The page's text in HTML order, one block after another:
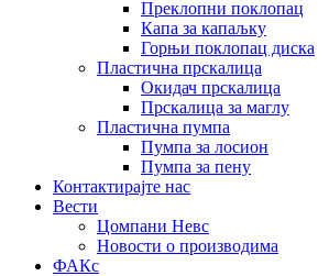
Преклопни поклопац
Капа за капаљку
Горњи поклопац диска
Пластична прскалица
Окидач прскалица
Прскалица за маглу
Пластична пумпа
Пумпа за лосион
Пумпа за пену
Контактирајте нас
Вести
Цомпани Невс
Новости о производима
ФАКс